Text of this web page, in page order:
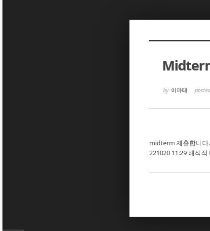
by 이마태
midterm 제출합니다.
221020 11:29 해석적
Sketchbook5, 스케치북5
Sketchbook5, 스케치북5
Sketchbook5, 스케치북5
Sketchbook5, 스케치북5